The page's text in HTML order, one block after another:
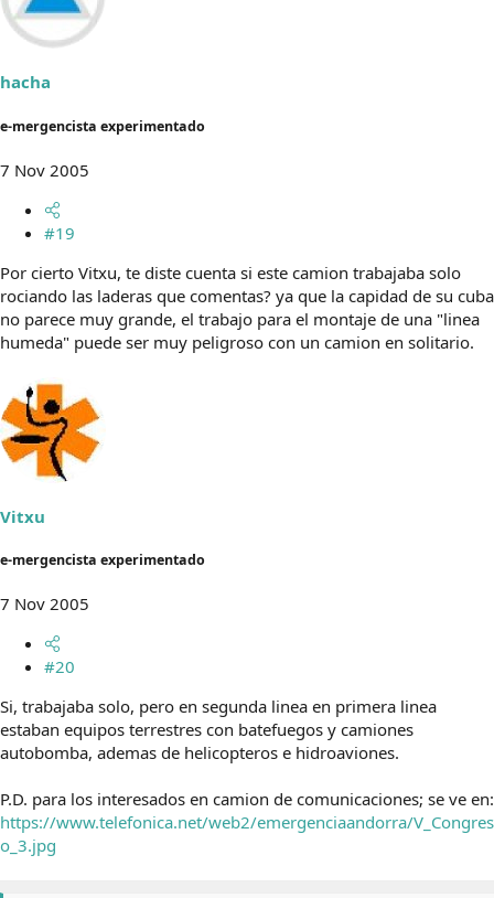
hacha
e-mergencista experimentado
7 Nov 2005
#19
Por cierto Vitxu, te diste cuenta si este camion trabajaba solo
rociando las laderas que comentas? ya que la capidad de su cuba
no parece muy grande, el trabajo para el montaje de una "linea
humeda" puede ser muy peligroso con un camion en solitario.
Vitxu
e-mergencista experimentado
7 Nov 2005
#20
Si, trabajaba solo, pero en segunda linea en primera linea
estaban equipos terrestres con batefuegos y camiones
autobomba, ademas de helicopteros e hidroaviones.
P.D. para los interesados en camion de comunicaciones; se ve en:
https://www.telefonica.net/web2/emergenciaandorra/V_Congres
o_3.jpg